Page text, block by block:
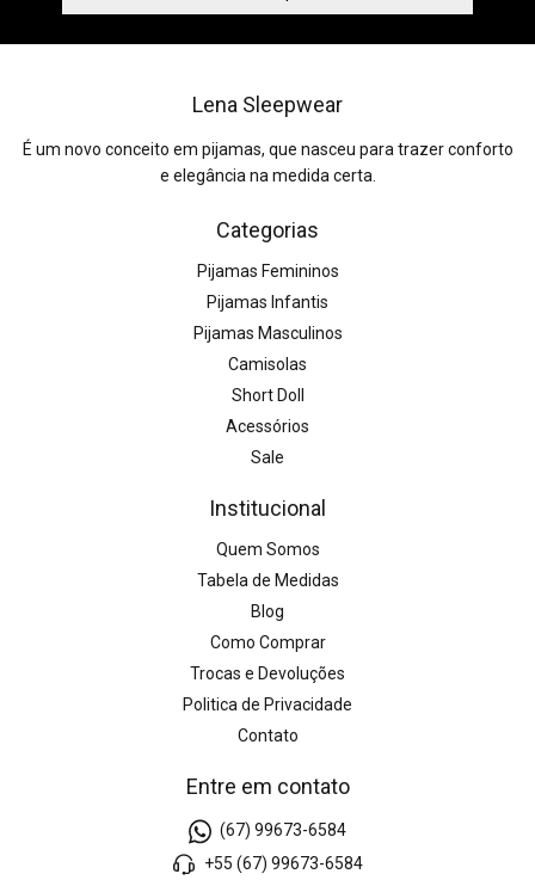
Lena Sleepwear
É um novo conceito em pijamas, que nasceu para trazer conforto
e elegância na medida certa.
Categorias
Pijamas Femininos
Pijamas Infantis
Pijamas Masculinos
Camisolas
Short Doll
Acessórios
Sale
Institucional
Quem Somos
Tabela de Medidas
Blog
Como Comprar
Trocas e Devoluções
Politica de Privacidade
Contato
Entre em contato
(67) 99673-6584
+55 (67) 99673-6584